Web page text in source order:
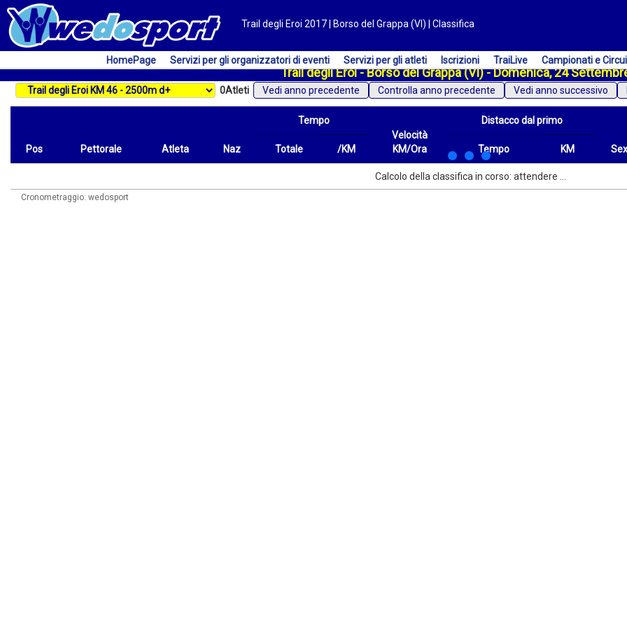
Trail degli Eroi 2017 | Borso del Grappa (VI) | Classifica
HomePage Servizi per gli organizzatori di eventi Servizi per gli atleti Iscrizioni TraiLive Campionati e
Trail degli Eroi - Borso del Grappa (VI) - Domenica, 24
0Atleti Vedi anno precedente Vedi anno successivo
Pos Pettorale Atleta Naz
Tempo
Velocità
KM/Ora
Distacco dal primo
Sex
Totale /KM Tempo
KM
Velocità
Distacco dal primo
Tempo
Calcolo della classifica in corso: attendere ...
Cronometraggio: wedosport